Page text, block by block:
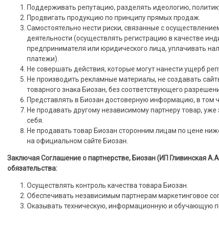
Поддерживать репутацию, разделять идеологию,
Продвигать продукцию по принципу прямых продаж.
Самостоятельно нести риски, связанные с
деятельности (осуществлять регистрацию в качестве
предпринимателя или юридического лица, уплачивать
платежи).
Не совершать действия, которые могут нанести ущерб
Не производить рекламные материалы, не создавать
товарного знака Биозан, без соответствующего
Представлять в Биозан достоверную информацию, в том
Не продавать другому независимому партнеру товар,
себя.
Не продавать товар Биозан сторонним лицам по цене
на официальном сайте Биозан.
Заключая Соглашение о партнерстве, Биозан (ИП Гливинская
обязательства:
Осуществлять контроль качества товара Биозан.
Обеспечивать независимым партнерам маркетинговое
Оказывать техническую, информационную и обучающую